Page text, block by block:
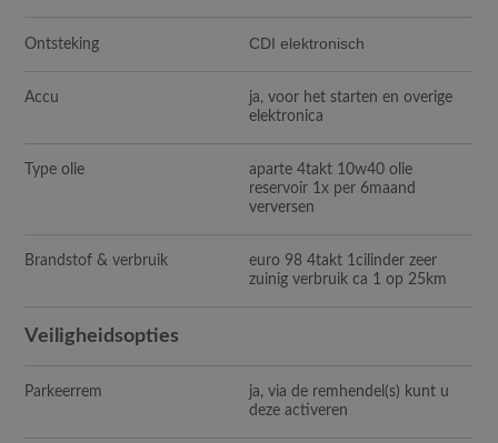
Ontsteking CDI elektronisch
Accu
ja, voor het starten en overige
elektronica
Type olie
aparte 4takt 10w40 olie
reservoir 1x per 6maand
verversen
Brandstof & verbruik
euro 98 4takt 1cilinder zeer
zuinig verbruik ca 1 op 25km
Veiligheidsopties
Parkeerrem
ja, via de remhendel(s) kunt u
deze activeren